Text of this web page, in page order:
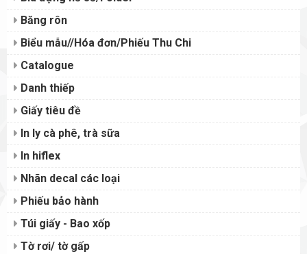
Băng rôn
Biểu mẫu//Hóa đơn/Phiếu Thu Chi
Catalogue
Danh thiếp
Giấy tiêu đề
In ly cà phê, trà sữa
In hiflex
Nhãn decal các loại
Phiếu bảo hành
Túi giấy - Bao xốp
Tờ rơi/ tờ gấp